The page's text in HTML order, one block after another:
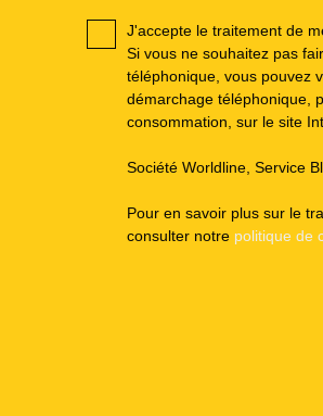
J'accepte le traitement de
Si vous ne souhaitez pas
téléphonique, vous pouvez
démarchage téléphonique,
consommation, sur le site
Société Worldline, Service
Pour en savoir plus sur le
consulter notre politique de